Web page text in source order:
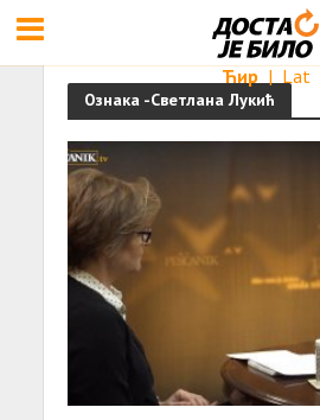
Ћир | Lat
Ознака -Светлана Лукић